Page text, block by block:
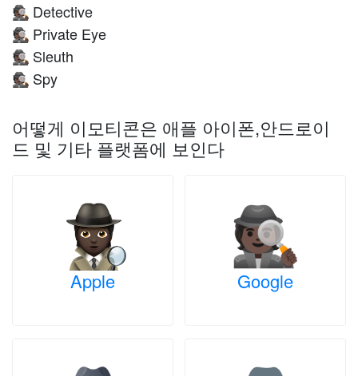
🕵🏿 Detective
🕵🏿 Private Eye
🕵🏿 Sleuth
🕵🏿 Spy
어떻게 이모티콘은 애플 아이폰,안드로이
드 및 기타 플랫폼에 보인다
Apple Google